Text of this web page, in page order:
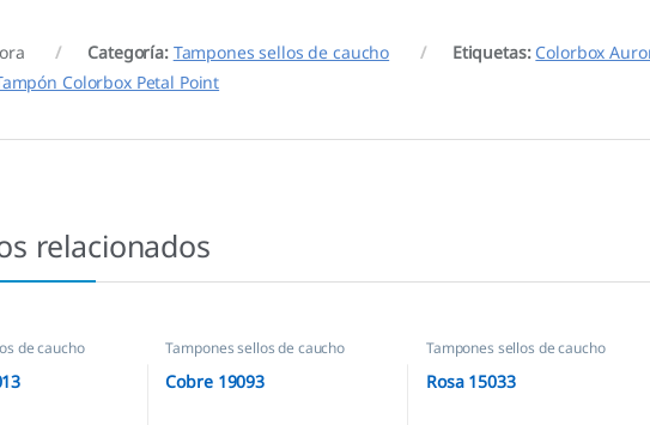
Categoría: Tampones sellos de caucho Etiquetas: Colorbox
Colorbox Petal Point
relacionados
de caucho Tampones sellos de caucho
Cobre 19093
Tampones sellos de caucho
Rosa 15033